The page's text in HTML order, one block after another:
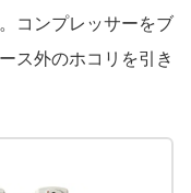
コンプレッサーをブ
ス外のホコリを引き